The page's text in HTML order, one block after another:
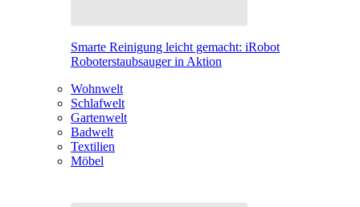
Smarte Reinigung leicht gemacht: iRobot
Roboterstaubsauger in Aktion
Wohnwelt
Schlafwelt
Gartenwelt
Badwelt
Textilien
Möbel